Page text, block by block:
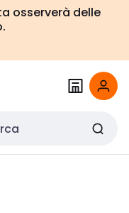
osserverà delle